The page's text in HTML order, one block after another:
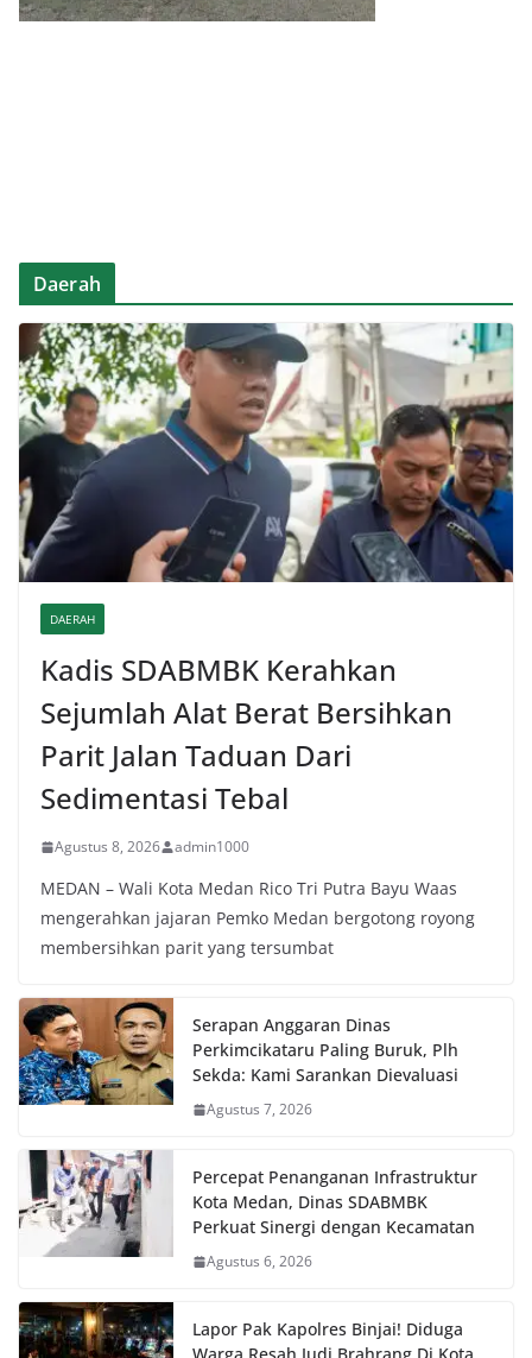
Daerah
DAERAH
Kadis SDABMBK Kerahkan
Sejumlah Alat Berat Bersihkan
Parit Jalan Taduan Dari
Sedimentasi Tebal
Agustus 8, 2026 admin1000
MEDAN – Wali Kota Medan Rico Tri Putra Bayu Waas
mengerahkan jajaran Pemko Medan bergotong royong
membersihkan parit yang tersumbat
Serapan Anggaran Dinas
Perkimcikataru Paling Buruk, Plh
Sekda: Kami Sarankan Dievaluasi
Agustus 7, 2026
Percepat Penanganan Infrastruktur
Kota Medan, Dinas SDABMBK
Perkuat Sinergi dengan Kecamatan
Agustus 6, 2026
Lapor Pak Kapolres Binjai! Diduga